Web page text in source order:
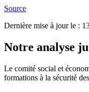
Source
Dernière mise à jour le :
Notre analyse
Le comité social et
formations à la sécurité